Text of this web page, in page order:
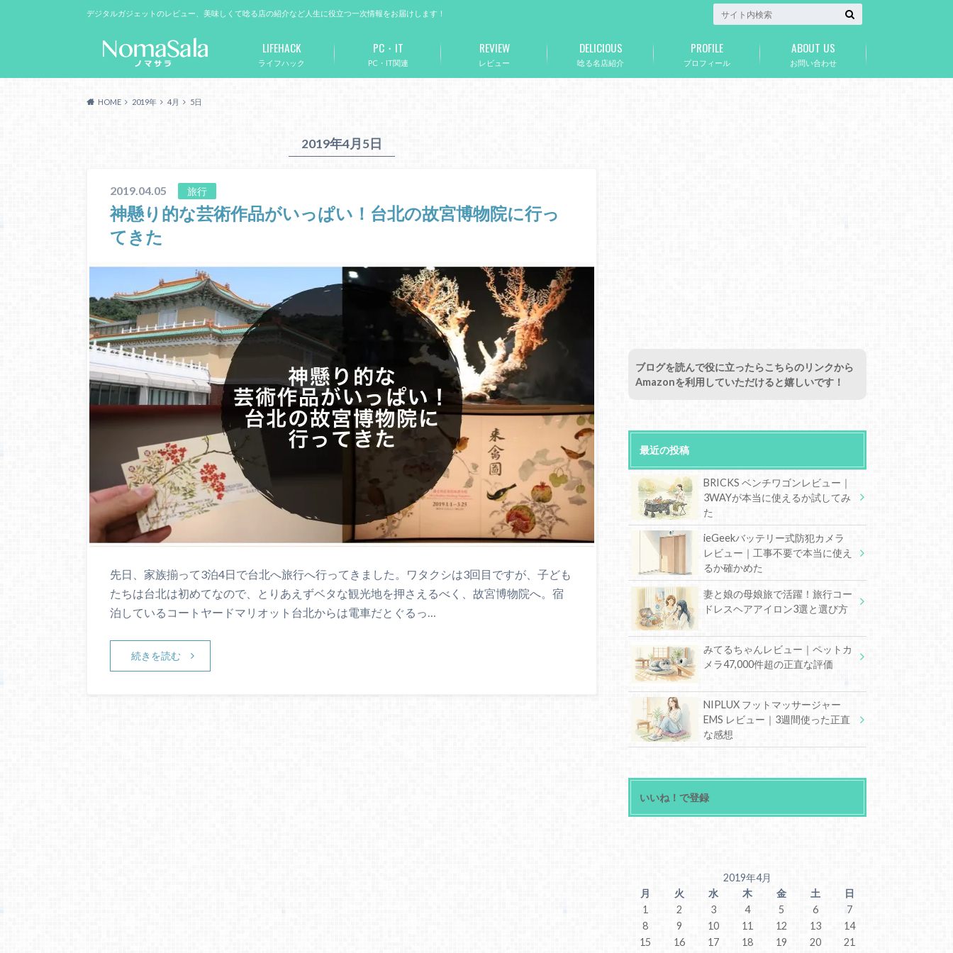
デジタルガジェットのレビュー、美味しくて唸る店の紹介など人生に役立つ一次情報をお届けします！
ライフハック
LIFEHACK
PC・IT関連
PC・IT
レビュー
REVIEW
唸る名店紹介
DELICIOUS
プロフィール
PROFILE
お問い合わせ
ABOUT US
HOME 2019年 4月 5日
2019年4月5日
2019.04.05 旅行
神懸り的な芸術作品がいっぱい！台北の故宮博物院に行っ
てきた
先日、家族揃って3泊4日で台北へ旅行へ行ってきました。ワタクシは3回目ですが、子ども
たちは台北は初めてなので、とりあえずベタな観光地を押さえるべく、故宮博物院へ。宿
泊しているコートヤードマリオット台北からは電車だとぐるっ…
続きを読む
ブログを読んで役に立ったらこちらのリンクから
Amazonを利用していただけると嬉しいです！
最近の投稿
BRICKS ベンチワゴンレビュー｜
3WAYが本当に使えるか試してみ
た
ieGeekバッテリー式防犯カメラ
レビュー｜工事不要で本当に使え
るか確かめた
妻と娘の母娘旅で活躍！旅行コー
ドレスヘアアイロン3選と選び方
みてるちゃんレビュー｜ペットカ
メラ47,000件超の正直な評価
NIPLUX フットマッサージャー
EMS レビュー｜3週間使った正直
な感想
いいね！で登録
2019年4月
月
火 水 木 金 土
日
1
2 3 4 5 6
7
8
9 10 11 12 13
14
15
16 17 18 19 20
21